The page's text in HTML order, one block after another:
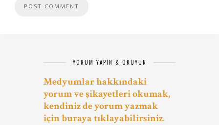
YORUM YAPIN & OKUYUN
Medyumlar hakkındaki
yorum ve şikayetleri okumak,
kendiniz de yorum yazmak
için buraya tıklayabilirsiniz.